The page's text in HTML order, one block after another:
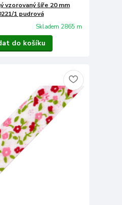
vzorovaný šíře 20 mm
1 pudrová
Skladem 2865 m
do košíku